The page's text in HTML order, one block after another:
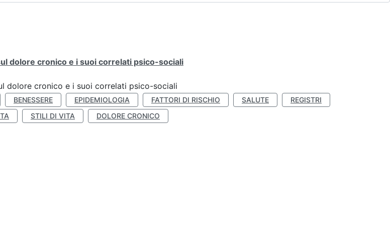
dolore cronico e i suoi correlati psico-sociali
dolore cronico e i suoi correlati psico-sociali
BENESSERE EPIDEMIOLOGIA FATTORI DI RISCHIO SALUTE
REGISTRI
STILI DI VITA DOLORE CRONICO